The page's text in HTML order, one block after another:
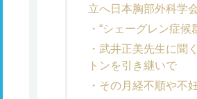
立へ日本胸部外科学
“シェーグレン症
武井正美先生に聞
トンを引き継いで
その月経不順や不